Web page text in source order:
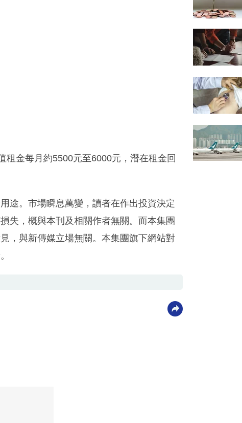
租金每月約5500元至6000元，潛在租金回
途。市場瞬息萬變，讀者在作出投資決定
失，概與本刊及相關作者無關。而本集團
，與新傳媒立場無關。本集團旗下網站對